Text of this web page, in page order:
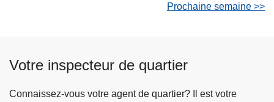
Prochaine semaine >>
Votre inspecteur de quartier
Connaissez-vous votre agent de quartier? Il est votre